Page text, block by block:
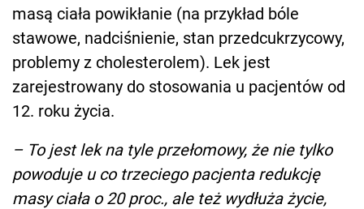
masą ciała powikłanie (na przykład bóle
stawowe, nadciśnienie, stan przedcukrzycowy,
problemy z cholesterolem). Lek jest
zarejestrowany do stosowania u pacjentów od
12. roku życia.
– To jest lek na tyle przełomowy, że nie tylko
powoduje u co trzeciego pacjenta redukcję
masy ciała o 20 proc., ale też wydłuża życie,